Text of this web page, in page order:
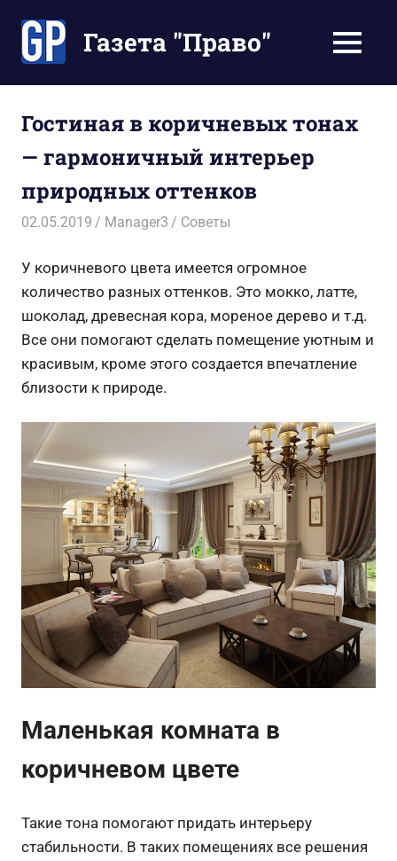
содержимомуГазета "Право"
Ваше
время
МЕНЮ
Гостиная в коричневых тонах
— гармоничный интерьер
природных оттенков
02.05.2019 Manager3 Советы
У коричневого цвета имеется огромное
количество разных оттенков. Это мокко, латте,
шоколад, древесная кора, мореное дерево и т.д.
Все они помогают сделать помещение уютным и
красивым, кроме этого создается впечатление
близости к природе.
Маленькая комната в
коричневом цвете
Такие тона помогают придать интерьеру
стабильности. В таких помещениях все решения